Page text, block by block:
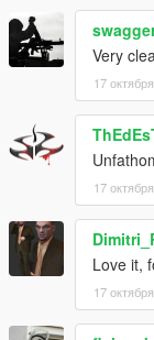
Very
17
17
Love it,
17